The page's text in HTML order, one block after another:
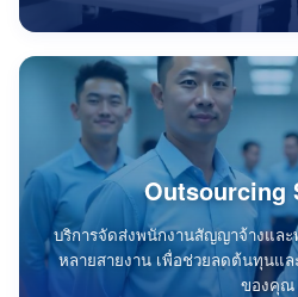
Outsourcing
บริการจัดส่งพนักงานสัญญาจ้างแล
หลายสายงาน เพื่อช่วยลดต้นทุนแ
ของคุณ